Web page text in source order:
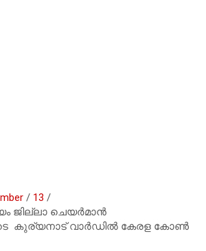
13
ജില്ലാ ചെയർമാൻ
കുര്യനാട് വാർഡിൽ കേരള കോൺ